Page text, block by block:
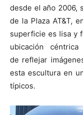
desde el año 2006,
de la Plaza AT&T,
superficie es lisa y
ubicación
de reflejar
esta escultura en
típicos.